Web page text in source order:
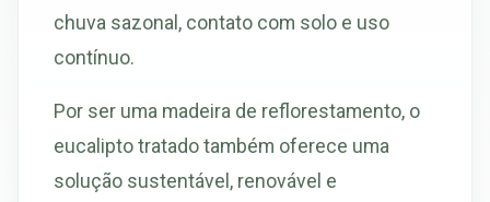
chuva sazonal, contato com solo e uso
contínuo.
Por ser uma madeira de reflorestamento, o
eucalipto tratado também oferece uma
solução sustentável, renovável e